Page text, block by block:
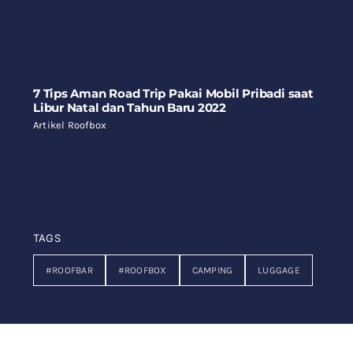
7 Tips Aman Road Trip Pakai Mobil Pribadi saat
Libur Natal dan Tahun Baru 2022
Artikel Roofbox
TAGS
#ROOFBAR #ROOFBOX CAMPING LUGGAGE